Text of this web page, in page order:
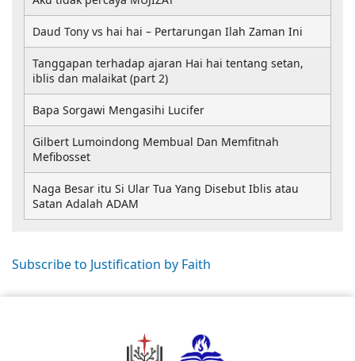
Subscribe to Justification by Faith
Daud Tony vs hai hai – Pertarungan Ilah Zaman Ini
Tanggapan terhadap ajaran Hai hai tentang setan,
iblis dan malaikat (part 2)
Bapa Sorgawi Mengasihi Lucifer
Gilbert Lumoindong Membual Dan Memfitnah
Mefibosset
Naga Besar itu Si Ular Tua Yang Disebut Iblis atau
Satan Adalah ADAM